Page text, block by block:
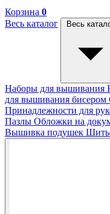
Корзина 0
Весь каталог
Весь
Наборы для вышивания
для вышивания бисером
Принадлежности для
Пазлы Обложки на
Вышивка подушек